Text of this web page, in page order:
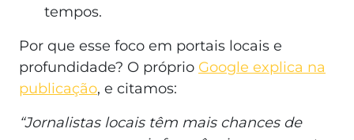
tempos.
Por que esse foco em portais locais e
profundidade? O próprio Google explica na
publicação, e citamos:
“Jornalistas locais têm mais chances de